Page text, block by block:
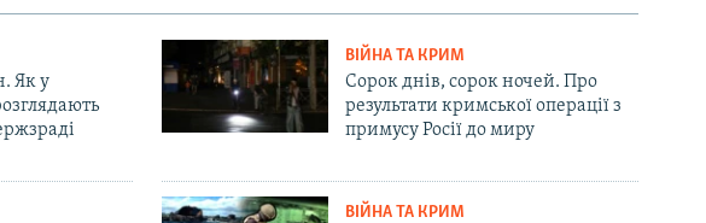
Як у
ВІЙНА ТА КРИМ
Сорок днів, сорок ночей. Про
результати кримської операції з
примусу Росії до миру
ВІЙНА ТА КРИМ